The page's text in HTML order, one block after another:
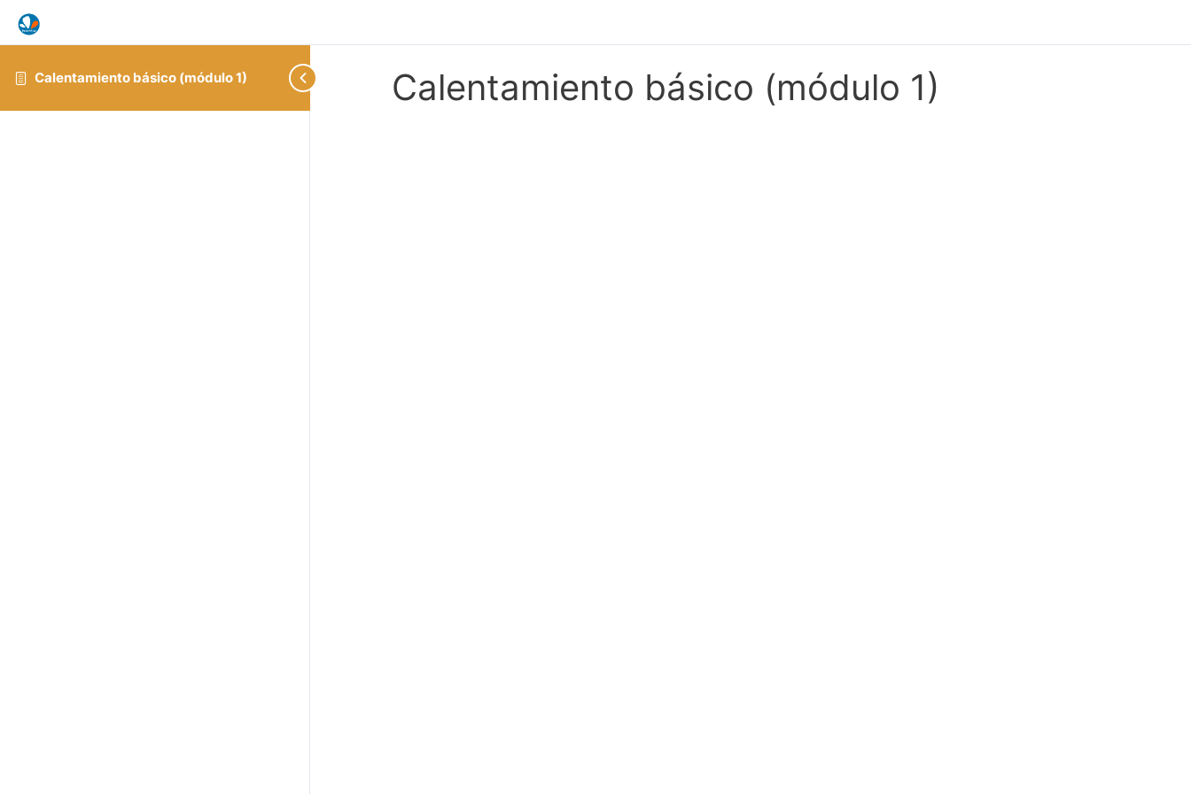
Calentamiento básico (módulo 1) Calentamiento básico (módulo 1)